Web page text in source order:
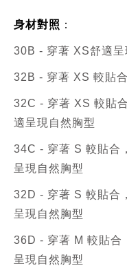
身材對照 ：
30B - 穿著 XS舒適呈
32B - 穿著 XS 較貼
32C - 穿著 XS 較貼
適呈現自然胸型
34C - 穿著 S 較貼合
呈現自然胸型
32D - 穿著 S 較貼合
呈現自然胸型
36D - 穿著 M 較貼合
呈現自然胸型